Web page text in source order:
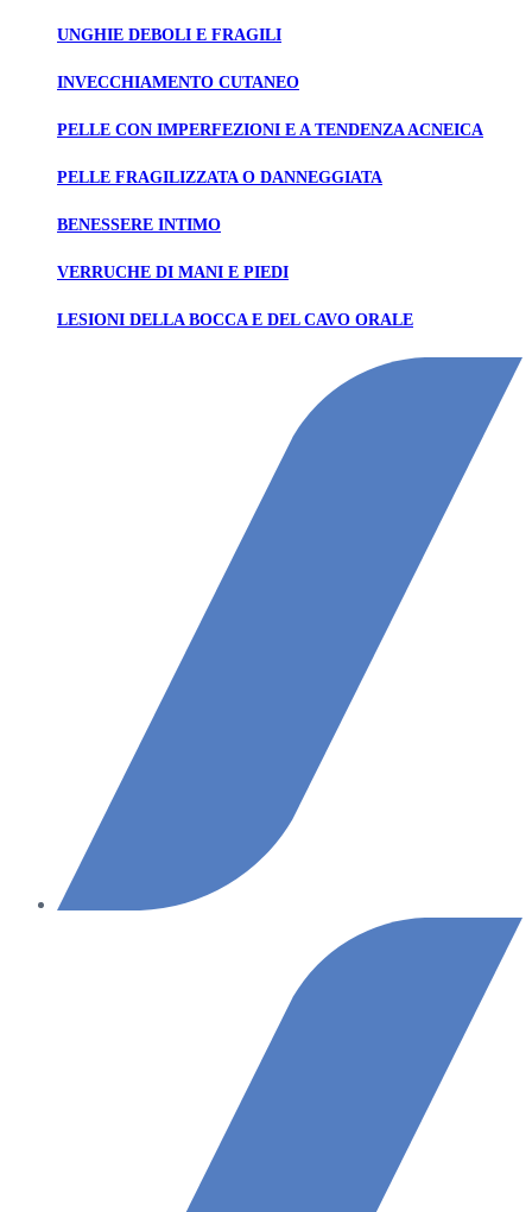
UNGHIE DEBOLI E FRAGILI
INVECCHIAMENTO CUTANEO
PELLE CON IMPERFEZIONI E A TENDENZA ACNEICA
PELLE FRAGILIZZATA O DANNEGGIATA
BENESSERE INTIMO
VERRUCHE DI MANI E PIEDI
LESIONI DELLA BOCCA E DEL CAVO ORALE